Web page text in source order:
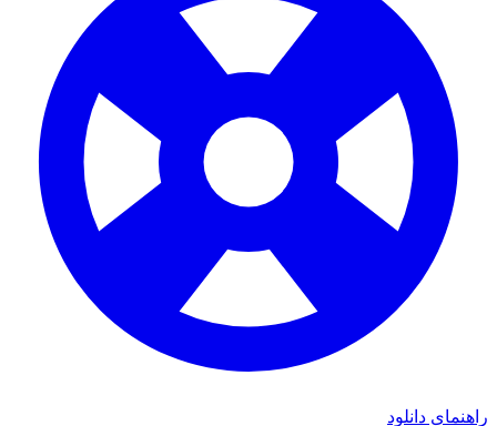
راهنمای دانلود